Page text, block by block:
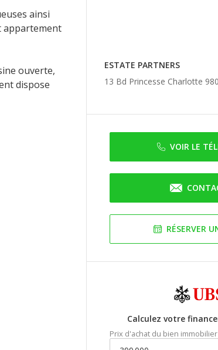
ESTATE PARTNERS
13 Bd Princesse Charlotte
VOIR LE
RÉSERVER
Calculez votre
Prix d'achat du bien immobilier
ainsi
appartement
ouverte,
dispose
cette nature,